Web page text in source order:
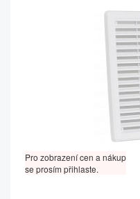
Pro zobrazení cen a nákup
se prosím přihlaste.